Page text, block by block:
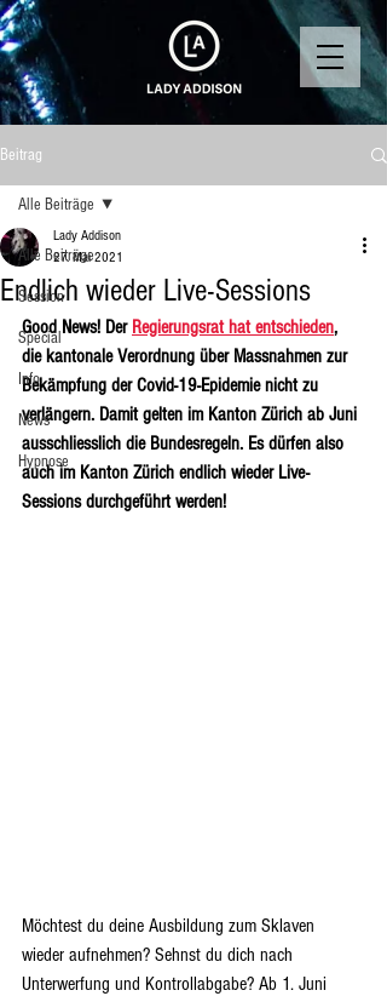
Beitrag
Alle Beiträge
Session
Special
Info
News
Hypnose
Alle Beiträge
Endlich wieder Live-Sessions
Lady Addison
27. Mai 2021
Good News! Der Regierungsrat hat entschieden,
die kantonale Verordnung über Massnahmen zur
Bekämpfung der Covid-19-Epidemie nicht zu
verlängern. Damit gelten im Kanton Zürich ab Juni
ausschliesslich die Bundesregeln. Es dürfen also
auch im Kanton Zürich endlich wieder Live-
Sessions durchgeführt werden!
Möchtest du deine Ausbildung zum Sklaven
wieder aufnehmen? Sehnst du dich nach
Unterwerfung und Kontrollabgabe? Ab 1. Juni